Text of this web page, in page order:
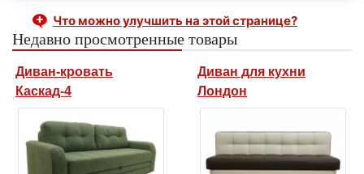
Что можно улучшить на этой странице?
Недавно просмотренные товары
Диван-кровать
Каскад-4
Диван для кухни
Лондон